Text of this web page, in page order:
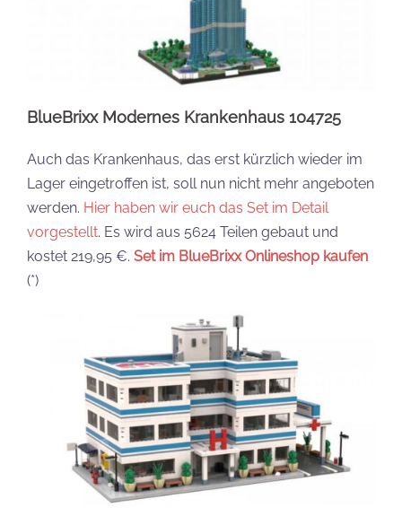
BlueBrixx Modernes Krankenhaus 104725
Auch das Krankenhaus, das erst kürzlich wieder im
Lager eingetroffen ist, soll nun nicht mehr angeboten
werden. Hier haben wir euch das Set im Detail
vorgestellt. Es wird aus 5624 Teilen gebaut und
kostet 219,95 €. Set im BlueBrixx Onlineshop kaufen
(*)